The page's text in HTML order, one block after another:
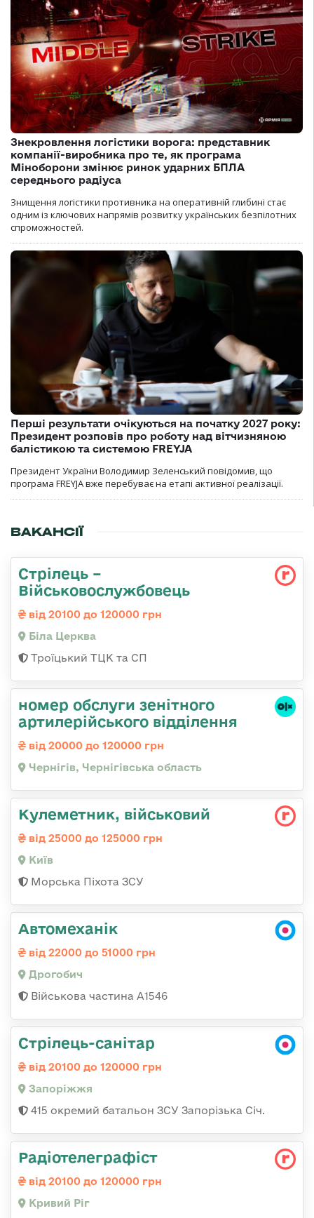
Знекровлення логістики ворога: представник
компанії-виробника про те, як програма
Міноборони змінює ринок ударних БПЛА
середнього радіуса
Знищення логістики противника на оперативній глибині стає
одним із ключових напрямів розвитку українських безпілотних
спроможностей.
Перші результати очікуються на початку 2027 року:
Президент розповів про роботу над вітчизняною
балістикою та системою FREYJA
Президент України Володимир Зеленський повідомив, що
програма FREYJA вже перебуває на етапі активної реалізації.
ВАКАНСІЇ
Стрілець –
Військовослужбовець
від 20100 до 120000 грн
Біла Церква
Троїцький ТЦК та СП
номер обслуги зенітного
артилерійського відділення
від 20000 до 120000 грн
Чернігів, Чернігівська область
Кулеметник, військовий
від 25000 до 125000 грн
Київ
Морська Піхота ЗСУ
Автомеханік
від 22000 до 51000 грн
Дрогобич
Військова частина А1546
Стрілець-санітар
від 20100 до 120000 грн
Запоріжжя
415 окремий батальон ЗСУ Запорізька Січ.
Радіотелеграфіст
від 20100 до 120000 грн
Кривий Ріг